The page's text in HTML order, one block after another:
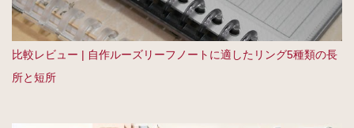
比較レビュー | 自作ルーズリーフノートに適したリング5種類の長
所と短所